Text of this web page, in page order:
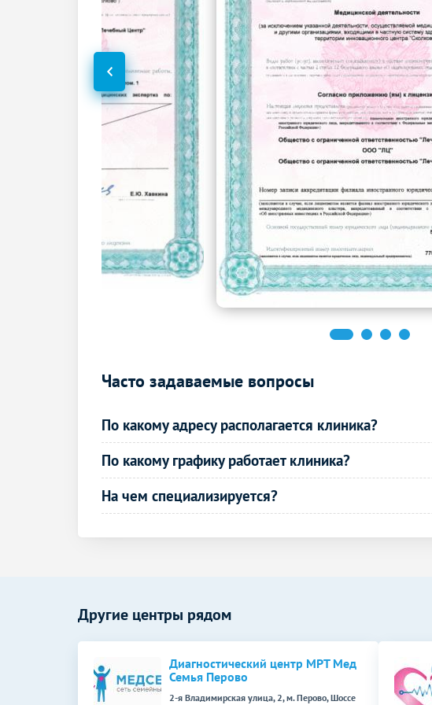
УЗИ щитовидной железы
2780р.
УЗИ селезенки
1060р.
Эхокардиография (УЗИ сердца)
2900р.
УЗИ периферических нервов
2100р.
УЗИ шейного отдела позвоночника
1660р.
УЗИ в акушерстве
УЗИ плода 3D 1880р.
УЗИ при многоплодной беременности
(скрининг)
Дуплексное сканирование сосудов Без контраста
УЗИ вен верхних конечностей
(дуплексное)
ее ветвей
Рентген головы
Рентген турецкого седла (гипофиз)
1180р.
Рентген крестцово-копчиковой области
Рентген суставов и костей Без контраста
Рентген плечевого сустава р.
Часто задаваемые вопросы
По какому адресу располагается клиника?
По какому графику работает клиника?
На чем специализируется?
Другие центры рядом
Диагностический центр МРТ Мед
Семья Перово
2-я Владимирская улица, 2, м. Перово, Шоссе